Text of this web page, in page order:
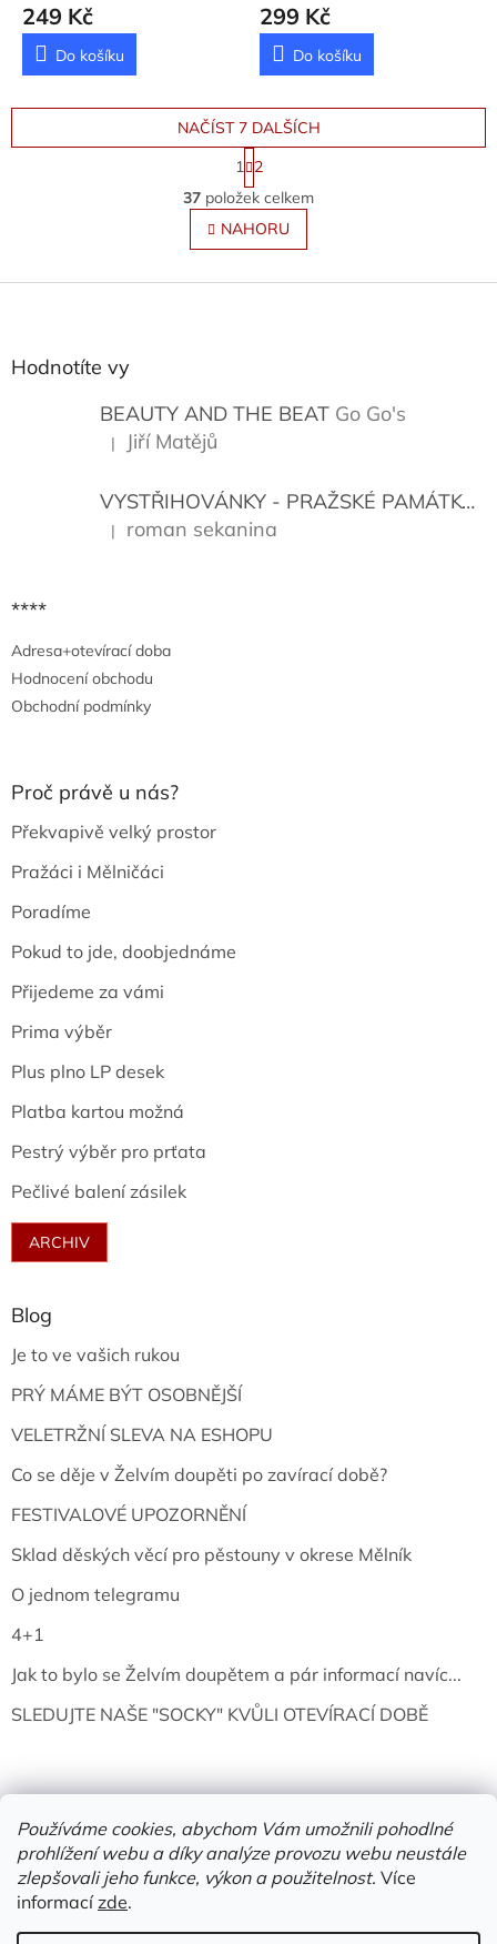
Používáme cookies, abychom Vám umožnili pohodlné
prohlížení webu a díky analýze provozu webu neustále
zlepšovali jeho funkce, výkon a použitelnost. Více
informacízde.
249 Kč
Do košíku
299 Kč
Do košíku
O
v
l
á
k
p
i
NAČÍST 7 DALŠÍCH
S
t
r
á
n
k
v
1 2
37 položek celkem
NAHORU
Z
Hodnotíte vy
BEAUTY AND THE BEAT Go Go's
Hodnocení produktu je 5 z 5 hvězdiček.
| Jiří Matějů
VYSTŘIHOVÁNKY - PRAŽSKÉ PAMÁTKY
Hodnocení produktu je 5 z 5 hvězdiček.
| roman sekanina
****
Adresa+otevírací doba
Hodnocení obchodu
Obchodní podmínky
Proč právě u nás?
Překvapivě velký prostor
Pražáci i Mělničáci
Poradíme
Pokud to jde, doobjednáme
Přijedeme za vámi
Prima výběr
Plus plno LP desek
Platba kartou možná
Pestrý výběr pro prťata
Pečlivé balení zásilek
ARCHIV
Blog
Je to ve vašich rukou
PRÝ MÁME BÝT OSOBNĚJŠÍ
VELETRŽNÍ SLEVA NA ESHOPU
Co se děje v Želvím doupěti po zavírací době?
FESTIVALOVÉ UPOZORNĚNÍ
Sklad děských věcí pro pěstouny v okrese Mělník
O jednom telegramu
4+1
Jak to bylo se Želvím doupětem a pár informací navíc...
SLEDUJTE NAŠE "SOCKY" KVŮLI OTEVÍRACÍ DOBĚ
Vytvořil Shoptet